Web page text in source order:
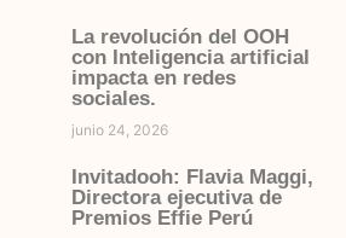
La revolución del OOH
con Inteligencia artificial
impacta en redes
sociales.
junio 24, 2026
Invitadooh: Flavia Maggi,
Directora ejecutiva de
Premios Effie Perú